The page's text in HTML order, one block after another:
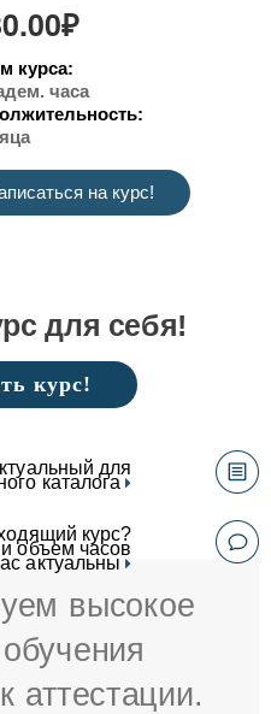
курса:
часа
на курс!
для себя!
курс!
для
каталога
курс?
объем часов
актуальны
высокое
аттестации.